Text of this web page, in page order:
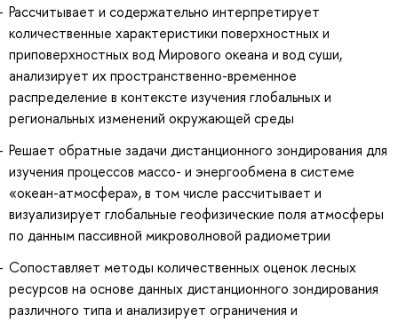
Рассчитывает и содержательно интерпретирует
количественные характеристики поверхностных и
приповерхностных вод Мирового океана и вод суши,
анализирует их пространственно-временное
распределение в контексте изучения глобальных и
региональных изменений окружающей среды
Решает обратные задачи дистанционного зондирования для
изучения процессов массо- и энергообмена в системе
«океан-атмосфера», в том числе рассчитывает и
визуализирует глобальные геофизические поля атмосферы
по данным пассивной микроволновой радиометрии
Сопоставляет методы количественных оценок лесных
ресурсов на основе данных дистанционного зондирования
различного типа и анализирует ограничения и